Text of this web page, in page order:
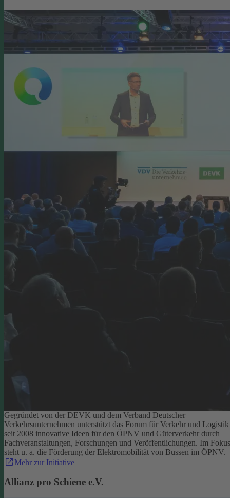
Gegründet von der DEVK und dem Verband Deutscher
Verkehrsunternehmen unterstützt das Forum für Verkehr und Logistik
seit 2008 innovative Ideen für den ÖPNV und Güterverkehr durch
Fachveranstaltungen, Forschungen und Veröffentlichungen. Im Fokus
steht u. a. die Förderung der Elektromobilität von Bussen im ÖPNV.
Mehr zur Initiative
Allianz pro Schiene e.V.